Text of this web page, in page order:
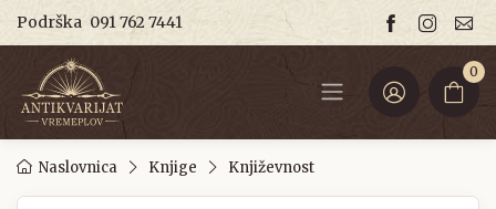
Podrška 091 762 7441
0
Naslovnica Knjige Književnost